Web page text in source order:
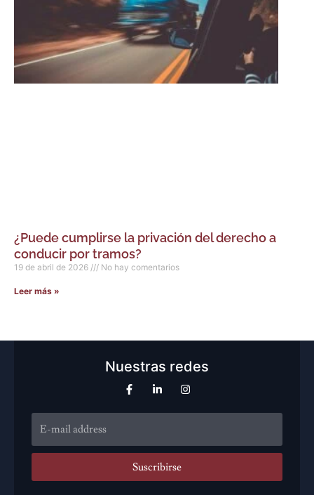
¿Puede cumplirse la privación del derecho a
conducir por tramos?
19 de abril de 2026 No hay comentarios
Leer más »
Nuestras redes
Suscribirse